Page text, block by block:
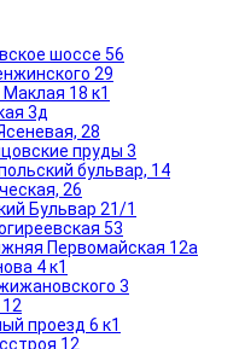
шоссе 56
29
18 к1
3д
28
пруды 3
бульвар, 14
26
Бульвар 21/1
53
Первомайская 12а
4 к1
3
проезд 6 к1
12